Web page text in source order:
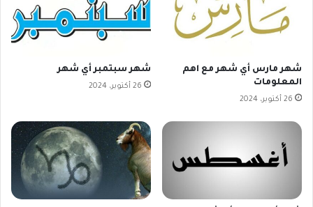
شهر مارس أي شهر مع اهم
المعلومات
26 أكتوبر، 2024
شهر سبتمبر أي شهر
26 أكتوبر، 2024